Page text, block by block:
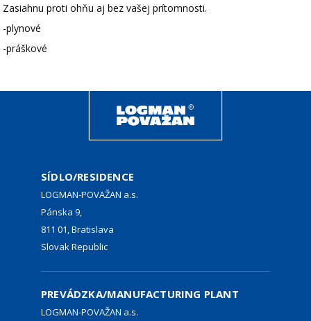
Zasiahnu proti ohňu aj bez vašej prítomnosti.
-plynové
-práškové
SÍDLO/RESIDENCE
LOGMAN-POVAŽAN a.s.
Pánska 9,
811 01, Bratislava
Slovak Republic
PREVÁDZKA/MANUFACTURING PLANT
LOGMAN-POVAŽAN a.s.